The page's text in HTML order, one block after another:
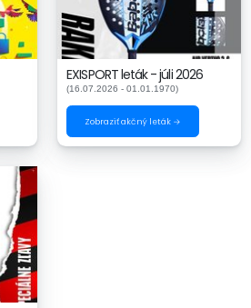
EXISPORT leták - júli 2026
(16.07.2026 - 01.01.1970)
Zobraziť akčný leták →